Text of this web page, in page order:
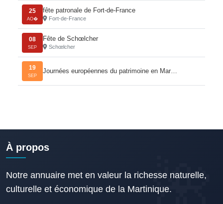
25
AO�
fête patronale de Fort-de-France
Fort-de-France
08
SEP
Fête de Schœlcher
Schœlcher
19
SEP
Journées européennes du patrimoine en Mar…
À propos
Notre annuaire met en valeur la richesse naturelle,
culturelle et économique de la Martinique.